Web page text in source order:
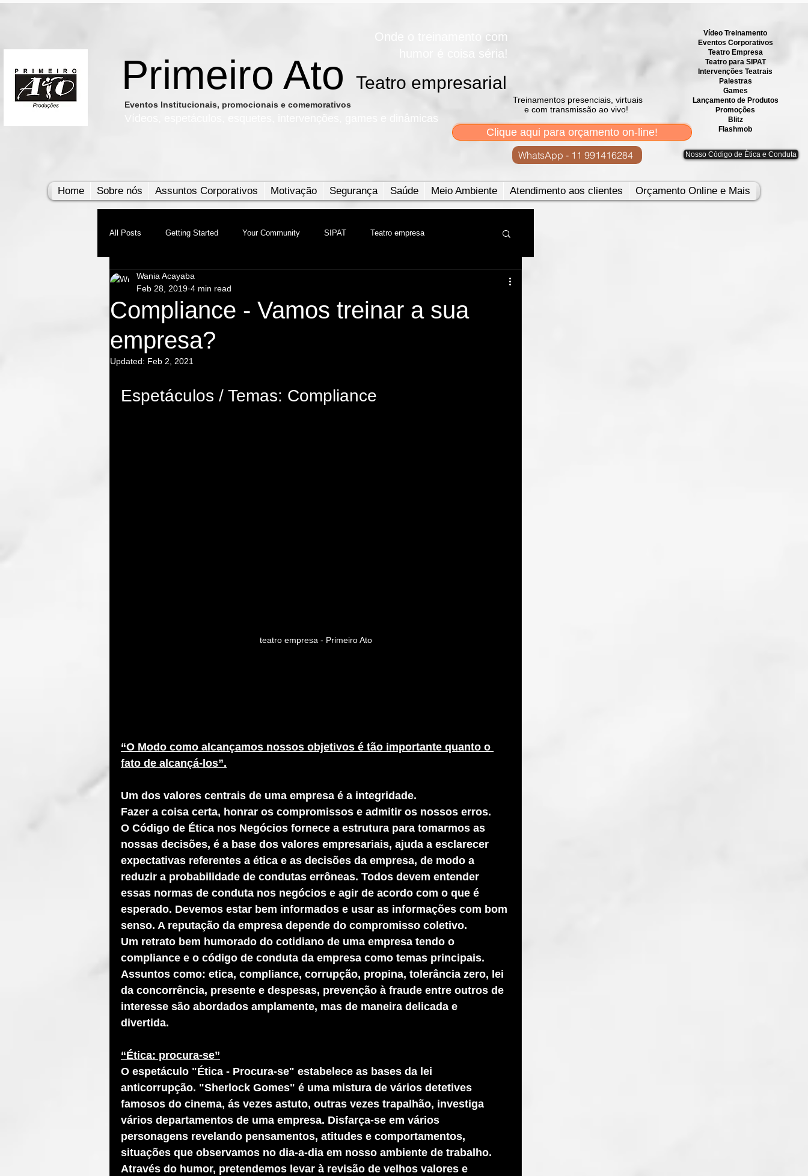
Onde o treinamento com
humor é coisa séria!
Primeiro Ato Teatro empresarial​
​Eventos Institucionais, promocionais e comemorativos
spetáculos, esquetes, intervenções, games e dinâmicas
Treinamentos presenciais, virtuais
e com transmissão ao vivo!
Clique aqui para orçamento on-line!
WhatsApp - 11 991416284
Vídeo Treinamento
Eventos Corporativos
​Teatro Empresa
Teatro para SIPAT
Intervenções Teatrais
Palestras
Games
Lançamento de Produtos
Promoções
Blitz
Flashmob
Nosso Código de Ètica e Conduta
Home Sobre nós Assuntos Corporativos Motivação Segurança Saúde Meio Ambiente Atendimento aos clientes Orçamento Online e Mais
All Posts Getting Started Your Community SIPAT Teatro empresa
Teatro corporativo
Compliance - Vamos treinar a sua
empresa?
Wania Acayaba
Feb 28, 2019 4 min read
Updated: Feb 2, 2021
Espetáculos / Temas: Compliance
teatro empresa - Primeiro Ato
“O Modo como alcançamos nossos objetivos é tão importante quanto o
fato de alcançá-los”.
Um dos valores centrais de uma empresa é a integridade.
Fazer a coisa certa, honrar os compromissos e admitir os nossos erros.
O Código de Ética nos Negócios fornece a estrutura para tomarmos as
nossas decisões, é a base dos valores empresariais, ajuda a esclarecer
expectativas referentes a ética e as decisões da empresa, de modo a
reduzir a probabilidade de condutas errôneas. Todos devem entender
essas normas de conduta nos negócios e agir de acordo com o que é
esperado. Devemos estar bem informados e usar as informações com bom
senso. A reputação da empresa depende do compromisso coletivo.
Um retrato bem humorado do cotidiano de uma empresa tendo o
compliance e o código de conduta da empresa como temas principais.
Assuntos como: etica, compliance, corrupção, propina, tolerância zero, lei
da concorrência, presente e despesas, prevenção à fraude entre outros de
interesse são abordados amplamente, mas de maneira delicada e
divertida.
“Ética: procura-se”
O espetáculo "Ética - Procura-se" estabelece as bases da lei
anticorrupção. "Sherlock Gomes" é uma mistura de vários detetives
famosos do cinema, ás vezes astuto, outras vezes trapalhão, investiga
vários departamentos de uma empresa. Disfarça-se em vários
personagens revelando pensamentos, atitudes e comportamentos,
situações que observamos no dia-a-dia em nosso ambiente de trabalho.
Através do humor, pretendemos levar à revisão de velhos valores e